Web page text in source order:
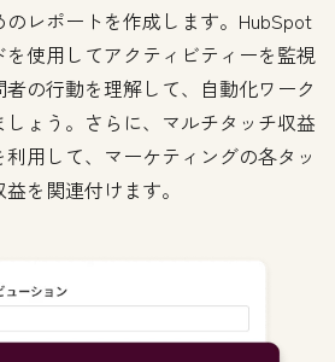
のレポートを作成します。HubSpot
使用してアクティビティーを監視
の行動を理解して、自動化ワーク
ょう。さらに、マルチタッチ収益
用して、マーケティングの各タッ
を関連付けます。